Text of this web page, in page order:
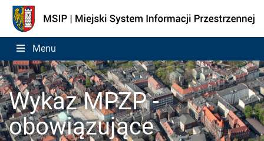
Menu
Wykaz MPZP -
obowiązujące